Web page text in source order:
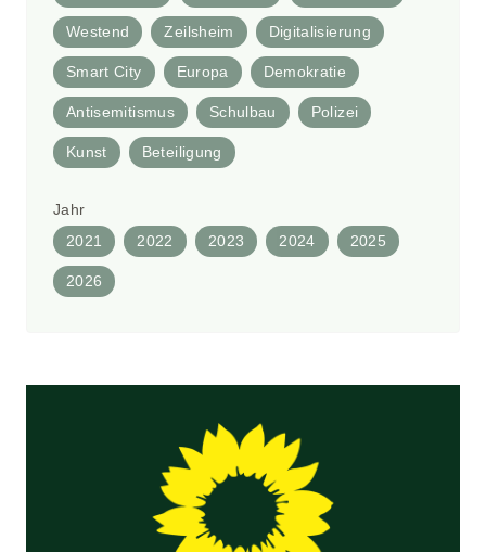
Westend Zeilsheim Digitalisierung
Smart City Europa Demokratie
Antisemitismus Schulbau Polizei
Kunst Beteiligung
Jahr
2021
2022 2023 2024 2025
2026